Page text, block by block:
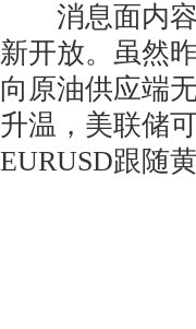
消息面内容
新开放。虽然
向原油供应端
升温，美联储
EURUSD跟随